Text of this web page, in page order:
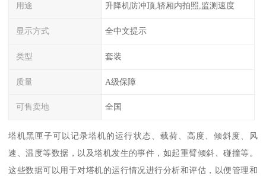
用途 升降机防冲顶,轿厢内拍照,监测速度
显示方式 全中文提示
类型 套装
质量 A级保障
可售卖地 全国
塔机黑匣子可以记录塔机的运行状态、载荷、高度、倾斜度、风
速、温度等数据，以及塔机发生的事件，如起重臂倾斜、碰撞等。
这些数据可以用于对塔机的运行情况进行分析和评估，以便管理和